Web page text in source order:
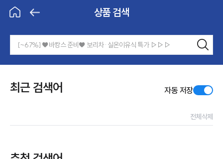
BeBecook
상품 검색
기
기
최근 검색어 자동 저장
전체삭제